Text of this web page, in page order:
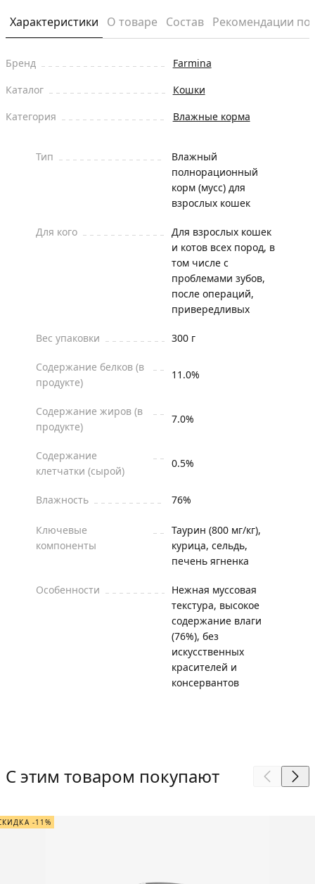
Характеристики О товаре Состав Рекомендации
Бренд
Farmina
Каталог
Кошки
Категория
Влажные корма
Тип
Влажный
полнорационный
корм (мусс) для
взрослых кошек
Для кого
Для взрослых кошек
и котов всех пород, в
том числе с
проблемами зубов,
после операций,
привередливых
Вес упаковки 300 г
Содержание белков (в
продукте)
11.0%
Содержание жиров (в
продукте)
7.0%
Содержание
клетчатки (сырой)
0.5%
Влажность 76%
Ключевые
компоненты
Таурин (800 мг/кг),
курица, сельдь,
печень ягненка
Особенности
Нежная муссовая
текстура, высокое
содержание влаги
(76%), без
искусственных
красителей и
консервантов
С этим товаром покупают
-11%